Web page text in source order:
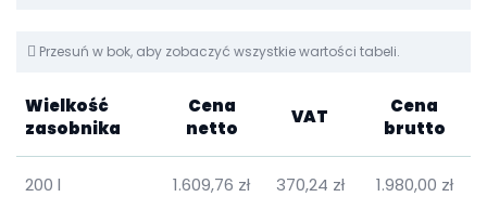
Przesuń w bok, aby zobaczyć wszystkie wartości tabeli.
Wielkość
zasobnika
Cena
netto
VAT
Cena
brutto
200 l 1.609,76 zł 370,24 zł 1.980,00 zł